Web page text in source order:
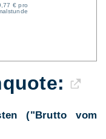
€ pro
("Brutto vom